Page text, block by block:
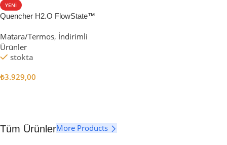
YENI
Quencher H2.O FlowState™
Matara/Termos, İndirimli
Ürünler
stokta
₺3.929,00
Tüm ÜrünlerMore Products